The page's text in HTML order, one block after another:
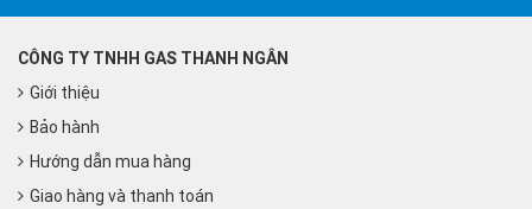
CÔNG TY TNHH GAS THANH NGÂN
Giới thiệu
Bảo hành
Hướng dẫn mua hàng
Giao hàng và thanh toán